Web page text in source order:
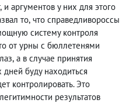
, и аргументов у них для этого
то, что справедливороссы
систему контроля
от урны с бюллетенями
, а в случае принятия
буду находиться
контролировать. Это
результатов